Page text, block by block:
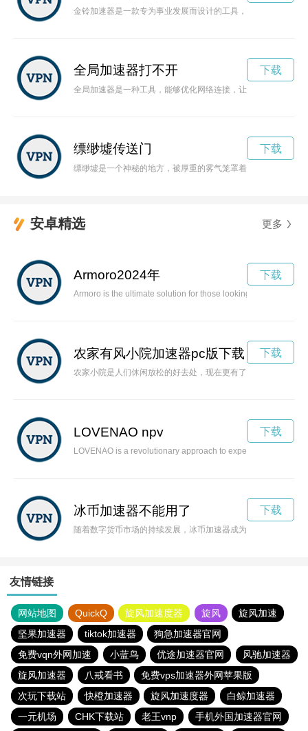
金铃加速器是一款专为事业发展而设计的工具，能够帮助您快
全局加速器打不开
全局加速器是一种工具，能够优化网络连接，让你享受更快速
下载
缥缈墟传送门
缥缈墟是一个神秘的地方，被厚重的雾气笼罩着，让人感觉仿
下载
安卓精选 更多
Armoro2024年
Armoro is the ultimate solution for those looking to channel
下载
农家有风小院加速器pc版下载
农家小院是人们休闲放松的好去处，现在更有了风加速器，让小
下载
LOVENAO npv
LOVENAO is a revolutionary approach to experiencing love
下载
冰币加速器不能用了
随着数字货币市场的持续发展，冰币加速器成为了备受关注的
下载
友情链接
网站地图 QuickQ 旋风加速度器 旋风
旋风加速
坚果加速器
tiktok加速器
狗急加速器官网
免费vqn外网加速
小蓝鸟 优途加速器官网
风驰加速器
旋风加速器
八戒看书
免费vps加速器外网苹果版
次玩下载站
快橙加速器 旋风加速度器
白鲸加速器
一元机场
CHK下载站 老王vnp 手机外国加速器官网